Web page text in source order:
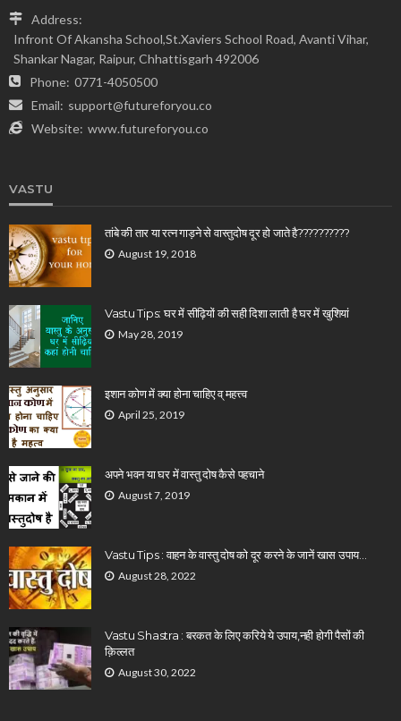
Address:
Infront Of Akansha School,St.Xaviers School Road, Avanti Vihar,
Shankar Nagar, Raipur, Chhattisgarh 492006
Phone: 0771-4050500
Email: support@futureforyou.co
Website: www.futureforyou.co
VASTU
तांबे की तार या रत्न गाड़ने से वास्तुदोष दूर हो जाते है??????????
August 19, 2018
Vastu Tips: घर में सीढ़ियों की सही दिशा लाती है घर में खुशियां
May 28, 2019
इशान कोण में क्या होना चाहिए व् महत्त्व
April 25, 2019
अपने भवन या घर में वास्तु दोष कैसे पहचाने
August 7, 2019
Vastu Tips : वाहन के वास्तु दोष को दूर करने के जानें खास उपाय…
August 28, 2022
Vastu Shastra : बरकत के लिए करिये ये उपाय,नही होगी पैसों की
क़िल्लत
August 30, 2022